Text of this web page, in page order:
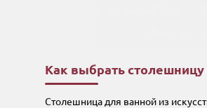
Как выбрать
Столешница для ванной из